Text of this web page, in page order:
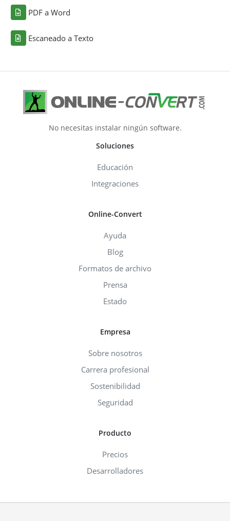
PDF a Word
Escaneado a Texto
No necesitas instalar ningún software.
Soluciones
Educación
Integraciones
Online-Convert
Ayuda
Blog
Formatos de archivo
Prensa
Estado
Empresa
Sobre nosotros
Carrera profesional
Sostenibilidad
Seguridad
Producto
Precios
Desarrolladores